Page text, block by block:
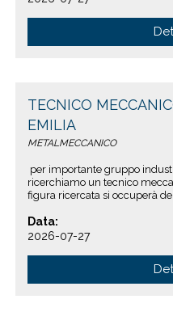
TECNICO
EMILIA
METALMECCANICO
per importante gruppo
ricerchiamo un tecnico
figura ricercata si occuperà
Data:
2026-07-27